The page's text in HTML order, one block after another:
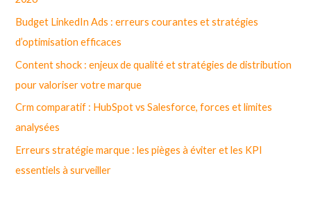
e
r
:
Budget LinkedIn Ads : erreurs courantes et stratégies
d’optimisation efficaces
Content shock : enjeux de qualité et stratégies de distribution
pour valoriser votre marque
Crm comparatif : HubSpot vs Salesforce, forces et limites
analysées
Erreurs stratégie marque : les pièges à éviter et les KPI
essentiels à surveiller